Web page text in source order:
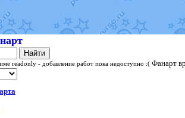
Найти
readonly - добавление работ пока недоступно :( Фанарт